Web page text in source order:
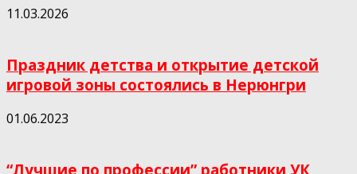
11.03.2026
Праздник детства и открытие детской
игровой зоны состоялись в Нерюнгри
01.06.2023
“Лучшие по профессии” работники УК